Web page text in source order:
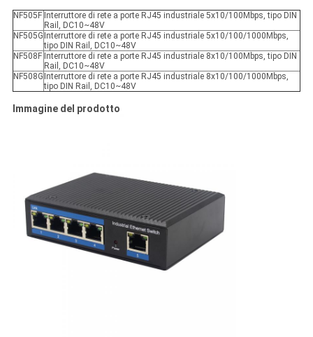
NF505F Interruttore di rete a porte RJ45 industriale 5x10/100Mbps, tipo DIN
Rail, DC10~48V
NF505G Interruttore di rete a porte RJ45 industriale 5x10/100/1000Mbps,
tipo DIN Rail, DC10~48V
NF508F Interruttore di rete a porte RJ45 industriale 8x10/100Mbps, tipo DIN
Rail, DC10~48V
NF508G Interruttore di rete a porte RJ45 industriale 8x10/100/1000Mbps,
tipo DIN Rail, DC10~48V
Immagine del prodotto